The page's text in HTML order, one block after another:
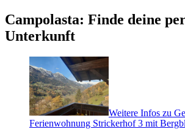
Campolasta: Finde deine
Unterkunft
Weitere Infos zu
Ferienwohnung Strickerhof 3 mit